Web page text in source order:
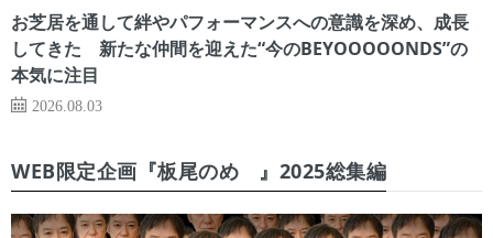
お芝居を通して絆やパフォーマンスへの意識を深め、成長
してきた 新たな仲間を迎えた“今のBEYOOOOONDS”の
本気に注目
2026.08.03
WEB限定企画『板尾のめ゙』2025総集編